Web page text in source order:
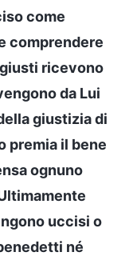
come
comprendere
giusti ricevono
da Lui
giustizia di
premia il bene
ognuno
uccisi o
né